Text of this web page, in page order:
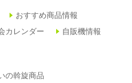
おすすめ商品情報
カレンダー 自販機情報
の斡旋商品